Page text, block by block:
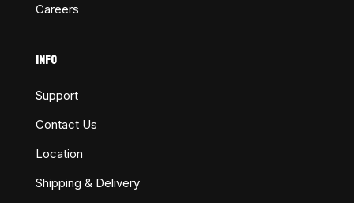
Careers
INFO
Support
Contact Us
Location
Shipping & Delivery